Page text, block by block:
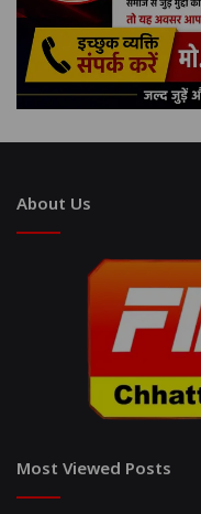
About Us
Most Viewed Posts